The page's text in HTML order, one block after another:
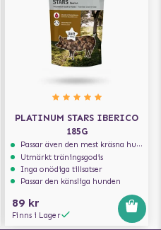
PLATINUM STARS IBERICO
185G
Passar även den mest kräsna hunden
Utmärkt träningsgodis
Inga onödiga tillsatser
Passar den känsliga hunden
89 kr
Finns i Lager